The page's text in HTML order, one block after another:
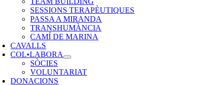
SESSIONS TERAPÈUTIQUES
PASSA A MIRANDA
TRANSHUMÀNCIA
CAMÍ DE MARINA
CAVALLS
COL•LABORA
SÒCIES
VOLUNTARIAT
DONACIONS